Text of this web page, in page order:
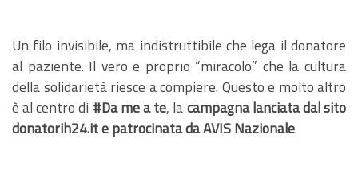
Un filo invisibile, ma indistruttibile che lega il donatore
al paziente. Il vero e proprio “miracolo” che la cultura
della solidarietà riesce a compiere. Questo e molto altro
è al centro di #Da me a te, lacampagna lanciata dal sito
donatorih24.it e patrocinata da AVIS Nazionale.